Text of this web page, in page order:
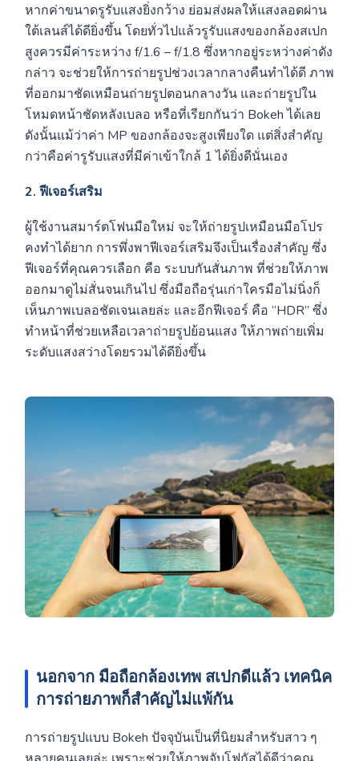
หากค่าขนาดรูรับแสงยิ่งกว้าง ย่อมส่งผลให้แสงลอดผ่าน
ใต้เลนส์ได้ดียิ่งขึ้น โดยทั่วไปแล้วรูรับแสงของกล้องสเปก
สูงควรมีค่าระหว่าง f/1.6 – f/1.8 ซึ่งหากอยู่ระหว่างค่าดัง
กล่าว จะช่วยให้การถ่ายรูปช่วงเวลากลางคืนทำได้ดี ภาพ
ที่ออกมาชัดเหมือนถ่ายรูปตอนกลางวัน และถ่ายรูปใน
โหมดหน้าชัดหลังเบลอ หรือที่เรียกกันว่า Bokeh ได้เลย
ดังนั้นแม้ว่าค่า MP ของกล้องจะสูงเพียงใด แต่สิ่งสำคัญ
กว่าคือค่ารูรับแสงที่มีค่าเข้าใกล้ 1 ได้ยิ่งดีนั่นเอง
2. ฟีเจอร์เสริม
ผู้ใช้งานสมาร์ตโฟนมือใหม่ จะให้ถ่ายรูปเหมือนมือโปร
คงทำได้ยาก การพึ่งพาฟีเจอร์เสริมจึงเป็นเรื่องสำคัญ ซึ่ง
ฟีเจอร์ที่คุณควรเลือก คือ ระบบกันสั่นภาพ ที่ช่วยให้ภาพ
ออกมาดูไม่สั่นจนเกินไป ซึ่งมือถือรุ่นเก่าใครมือไม่นิ่งก็
เห็นภาพเบลอชัดเจนเลยล่ะ และอีกฟีเจอร์ คือ “HDR” ซึ่ง
ทำหน้าที่ช่วยเหลือเวลาถ่ายรูปย้อนแสง ให้ภาพถ่ายเพิ่ม
ระดับแสงสว่างโดยรวมได้ดียิ่งขึ้น
นอกจาก มือถือกล้องเทพ สเปกดีแล้ว เทคนิค
การถ่ายภาพก็สำคัญไม่แพ้กัน
การถ่ายรูปแบบ Bokeh ปัจจุบันเป็นที่นิยมสำหรับสาว ๆ